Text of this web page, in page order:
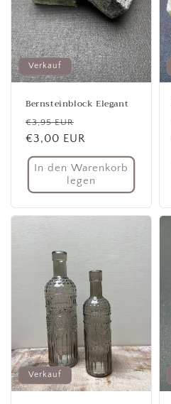
Verkauf
Bernsteinblock Elegant
Normaler
Preis
€3,95 EUR
€3,00 EUR
In den Warenkorb
legen
Verkauf